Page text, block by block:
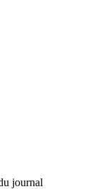
journal